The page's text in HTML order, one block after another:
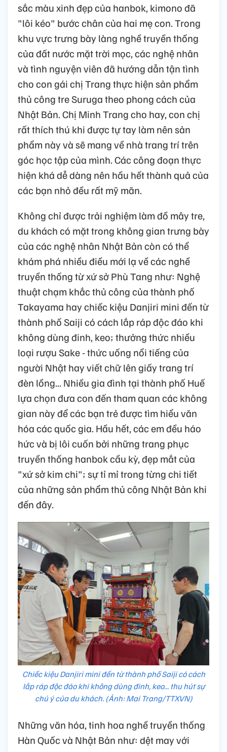
sắc màu xinh đẹp của hanbok, kimono đã
"lôi kéo" bước chân của hai mẹ con. Trong
khu vực trưng bày làng nghề truyền thống
của đất nước mặt trời mọc, các nghệ nhân
và tình nguyện viên đã hướng dẫn tận tình
cho con gái chị Trang thực hiện sản phẩm
thủ công tre Suruga theo phong cách của
Nhật Bản. Chị Minh Trang cho hay, con chị
rất thích thú khi được tự tay làm nên sản
phẩm này và sẽ mang về nhà trang trí trên
góc học tập của mình. Các công đoạn thực
hiện khá dễ dàng nên hầu hết thành quả của
các bạn nhỏ đều rất mỹ mãn.
Không chỉ được trải nghiệm làm đồ mây tre,
du khách có mặt trong không gian trưng bày
của các nghệ nhân Nhật Bản còn có thể
khám phá nhiều điều mới lạ về các nghề
truyền thống từ xứ sở Phù Tang như: Nghệ
thuật chạm khắc thủ công của thành phố
Takayama hay chiếc kiệu Danjiri mini đến từ
thành phố Saiji có cách lắp ráp độc đáo khi
không dùng đinh, keo; thưởng thức nhiều
loại rượu Sake - thức uống nổi tiếng của
người Nhật hay viết chữ lên giấy trang trí
đèn lồng... Nhiều gia đình tại thành phố Huế
lựa chọn đưa con đến tham quan các không
gian này để các bạn trẻ được tìm hiểu văn
hóa các quốc gia. Hầu hết, các em đều háo
hức và bị lôi cuốn bởi những trang phục
truyền thống hanbok cầu kỳ, đẹp mắt của
"xứ sở kim chi"; sự tỉ mỉ trong từng chi tiết
của những sản phẩm thủ công Nhật Bản khi
đến đây.
Chiếc kiệu Danjiri mini đến từ thành phố Saiji có cách
lắp ráp độc đáo khi không dùng đinh, keo... thu hút sự
chú ý của du khách. (Ảnh: Mai Trang/TTXVN)
Những văn hóa, tinh hoa nghề truyền thống
Hàn Quốc và Nhật Bản như: dệt may với